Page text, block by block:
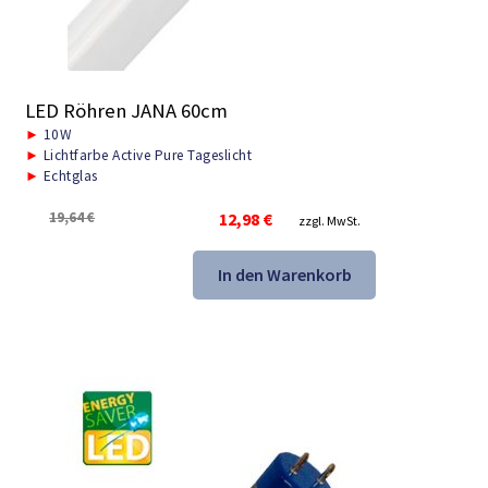
LED Röhren JANA 60cm
► 10W
► Lichtfarbe Active Pure Tageslicht
► Echtglas
19,64€
Ursprünglicher
Preis
war:
19,64 €
12,98 €
Aktueller
Preis
ist:
12,98 €.
zzgl. MwSt.
In den Warenkorb